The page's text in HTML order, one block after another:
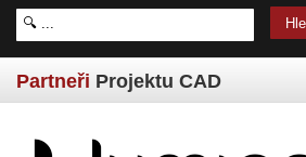
Partneři Projektu CAD